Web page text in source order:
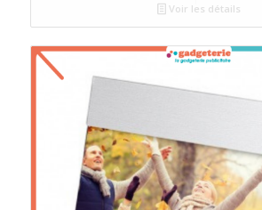
Voir les détails